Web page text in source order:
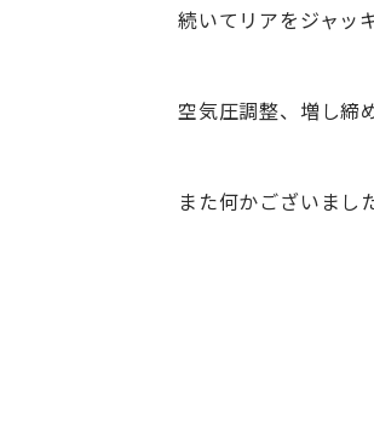
続いてリアをジャッ
空気圧調整、増し締
また何かございま